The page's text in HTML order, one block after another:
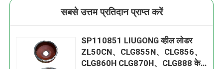
सबसे उत्तम प्रतिदान प्राप्त करें
SP110851 LIUGONG व्हील लोडर
ZL50CN、CLG855N、CLG856、
CLG860H CLG870H、CLG888 के